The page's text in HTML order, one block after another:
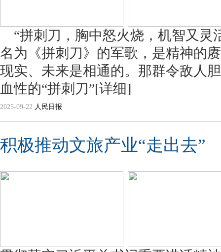
“拼刺刀，胸中怒火烧，机智又
名为《拼刺刀》的军歌，是精神的
现实、未来是相通的。那群令敌人
血性的“拼刺刀”[详细]
2025-09-22 人民日报
积极推动文旅产业“走出去”